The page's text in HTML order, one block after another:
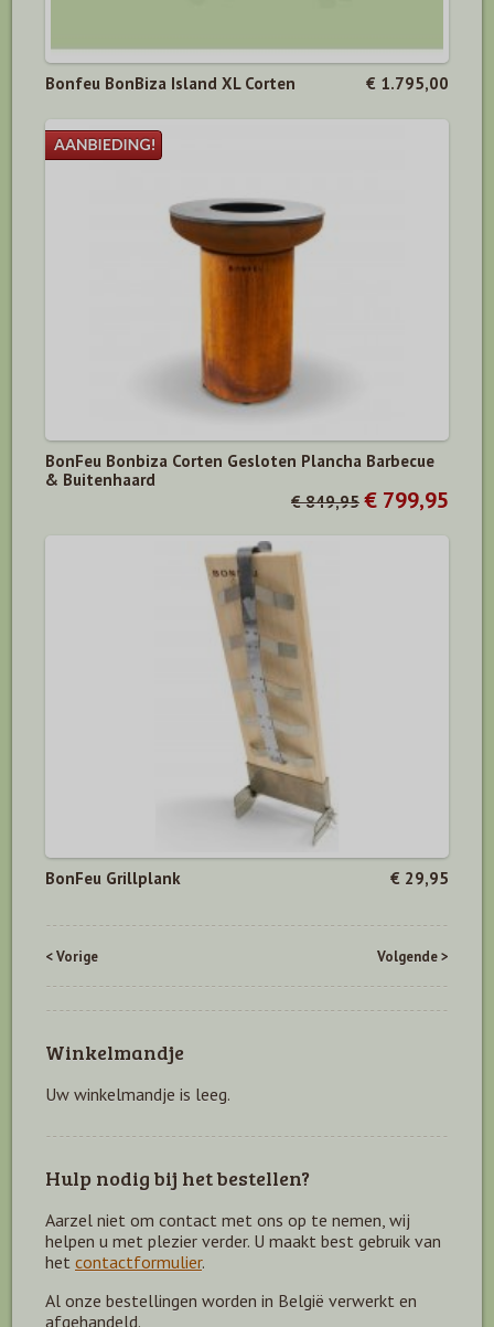
Bonfeu BonBiza Island XL Corten € 1.795,00
BonFeu Bonbiza Corten Gesloten Plancha Barbecue
& Buitenhaard
€ 849,95 € 799,95
BonFeu Grillplank € 29,95
< Vorige Volgende >
Winkelmandje
Uw winkelmandje is leeg.
Hulp nodig bij het bestellen?
Aarzel niet om contact met ons op te nemen, wij
helpen u met plezier verder. U maakt best gebruik van
het contactformulier.
Al onze bestellingen worden in België verwerkt en
afgehandeld.